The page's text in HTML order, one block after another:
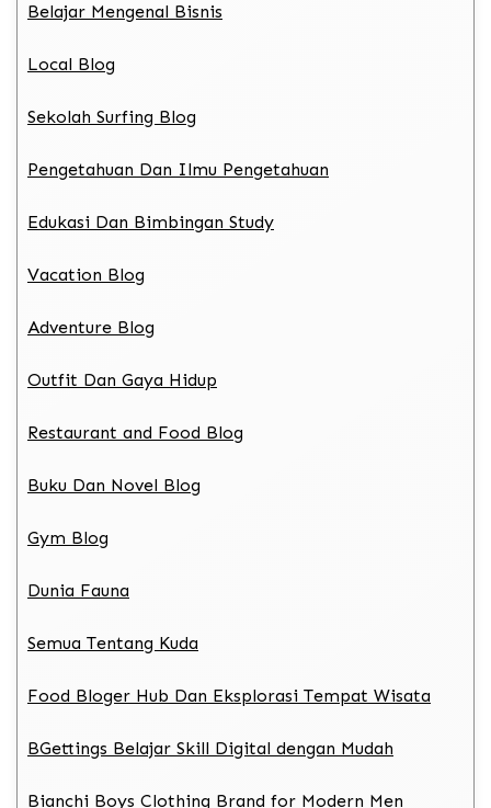
Belajar Mengenal Bisnis
Local Blog
Sekolah Surfing Blog
Pengetahuan Dan Ilmu Pengetahuan
Edukasi Dan Bimbingan Study
Vacation Blog
Adventure Blog
Outfit Dan Gaya Hidup
Restaurant and Food Blog
Buku Dan Novel Blog
Gym Blog
Dunia Fauna
Semua Tentang Kuda
Food Bloger Hub Dan Eksplorasi Tempat Wisata
BGettings Belajar Skill Digital dengan Mudah
Bianchi Boys Clothing Brand for Modern Men